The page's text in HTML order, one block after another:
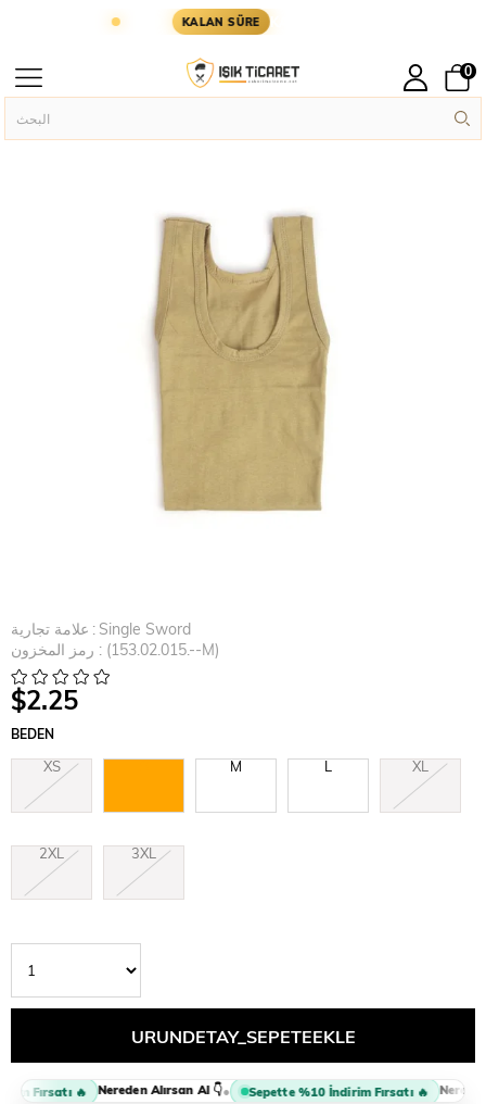
KALAN SÜRE KARGOYA YETİŞMESİ İÇİN KALAN
0
الصفحة الرئيسية
علامة تجارية : Single Sword
رمز المخزون
(153.02.015.--M)
$2.25
BEDEN
XS S M L XL
2XL 3XL
Fırsatı 🔥 Nereden Alırsan Al 👇• Sepette %10 İndirim Fırsatı 🔥 Nereden